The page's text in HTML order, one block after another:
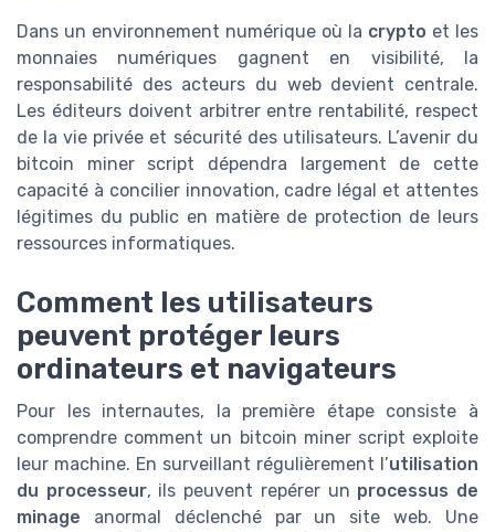
Dans un environnement numérique où la crypto et les
monnaies numériques gagnent en visibilité, la
responsabilité des acteurs du web devient centrale.
Les éditeurs doivent arbitrer entre rentabilité, respect
de la vie privée et sécurité des utilisateurs. L’avenir du
bitcoin miner script dépendra largement de cette
capacité à concilier innovation, cadre légal et attentes
légitimes du public en matière de protection de leurs
ressources informatiques.
Comment les utilisateurs
peuvent protéger leurs
ordinateurs et navigateurs
Pour les internautes, la première étape consiste à
comprendre comment un bitcoin miner script exploite
leur machine. En surveillant régulièrement l’utilisation
du processeur, ils peuvent repérer un processus de
minage anormal déclenché par un site web. Une